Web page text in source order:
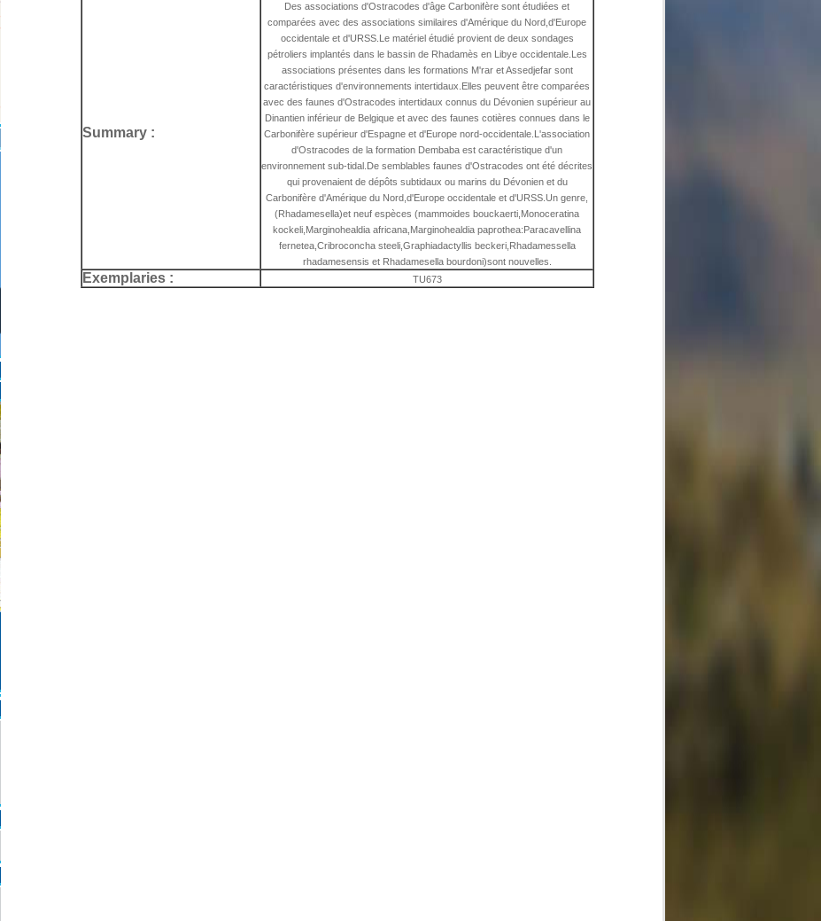
Summary :
Des associations d'Ostracodes d'âge Carbonifère sont étudiées et
comparées avec des associations similaires d'Amérique du Nord,d'Europe
occidentale et d'URSS.Le matériel étudié provient de deux sondages
pétroliers implantés dans le bassin de Rhadamès en Libye occidentale.Les
associations présentes dans les formations M'rar et Assedjefar sont
caractéristiques d'environnements intertidaux.Elles peuvent être comparées
avec des faunes d'Ostracodes intertidaux connus du Dévonien supérieur au
Dinantien inférieur de Belgique et avec des faunes cotières connues dans le
Carbonifère supérieur d'Espagne et d'Europe nord-occidentale.L'association
d'Ostracodes de la formation Dembaba est caractéristique d'un
environnement sub-tidal.De semblables faunes d'Ostracodes ont été décrites
qui provenaient de dépôts subtidaux ou marins du Dévonien et du
Carbonifère d'Amérique du Nord,d'Europe occidentale et d'URSS.Un genre,
(Rhadamesella)et neuf espèces (mammoides bouckaerti,Monoceratina
kockeli,Marginohealdia africana,Marginohealdia paprothea:Paracavellina
fernetea,Cribroconcha steeli,Graphiadactyllis beckeri,Rhadamessella
rhadamesensis et Rhadamesella bourdoni)sont nouvelles.
Exemplaries : TU673